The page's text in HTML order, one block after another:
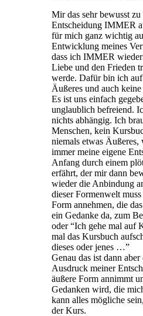
Mir das sehr bewusst
Entscheidung IMMER
für mich ganz wichtig
Entwicklung meines
dass ich IMMER
Liebe und den Frieden
werde. Dafür bin ich
Äußeres und auch
Es ist uns einfach
unglaublich befreiend.
nichts abhängig. Ich
Menschen, kein
niemals etwas
immer meine eigene
Anfang durch einem
erfährt, der mir dann
wieder die Anbindung
dieser Formenwelt
Form annehmen, die
ein Gedanke da, zum
oder “Ich gehe mal auf
mal das Kursbuch
dieses oder jenes …”
Genau das ist dann
Ausdruck meiner
äußere Form annimmt
Gedanken wird, die
kann alles mögliche
der Kurs.